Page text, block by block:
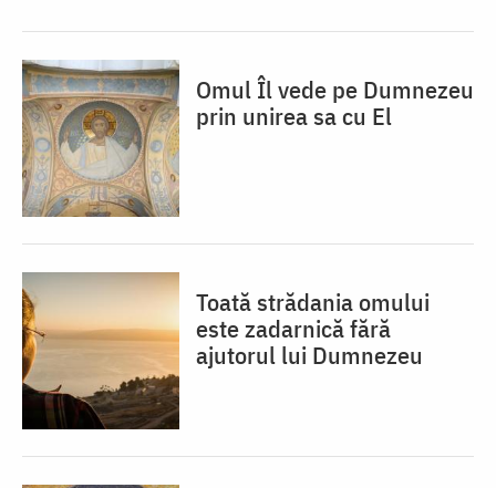
Omul Îl vede pe Dumnezeu
prin unirea sa cu El
Toată strădania omului
este zadarnică fără
ajutorul lui Dumnezeu